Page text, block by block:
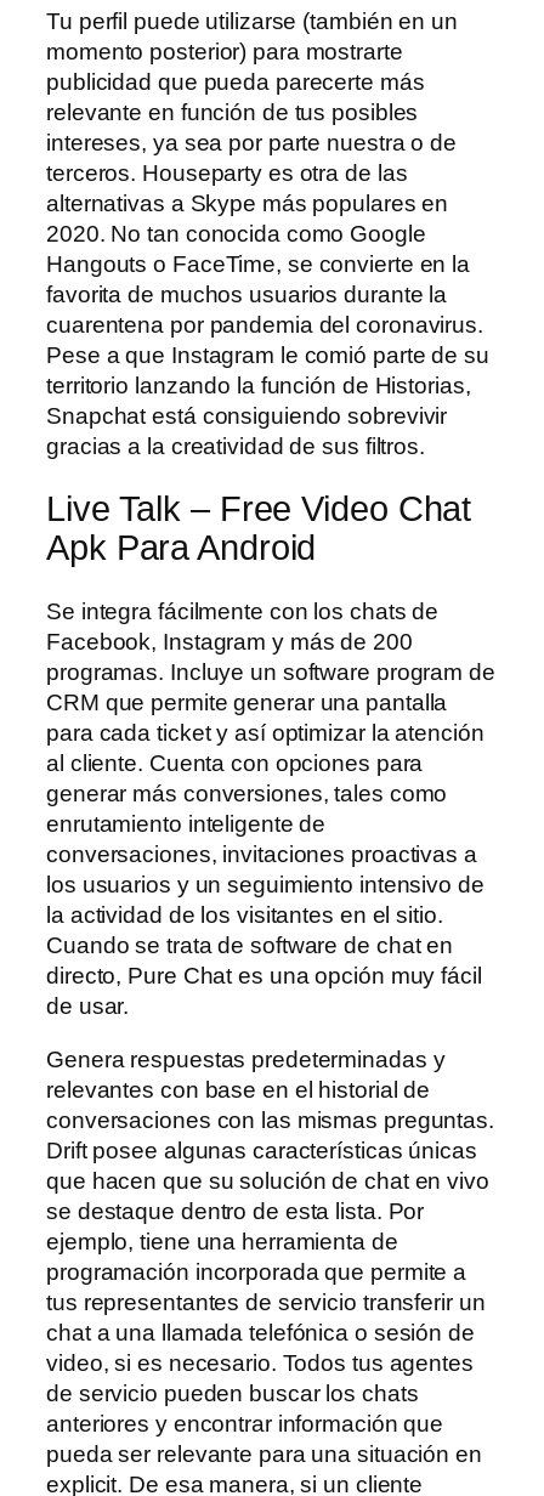
Tu perfil puede utilizarse (también en un
momento posterior) para mostrarte
publicidad que pueda parecerte más
relevante en función de tus posibles
intereses, ya sea por parte nuestra o de
terceros. Houseparty es otra de las
alternativas a Skype más populares en
2020. No tan conocida como Google
Hangouts o FaceTime, se convierte en la
favorita de muchos usuarios durante la
cuarentena por pandemia del coronavirus.
Pese a que Instagram le comió parte de su
territorio lanzando la función de Historias,
Snapchat está consiguiendo sobrevivir
gracias a la creatividad de sus filtros.
Live Talk – Free Video Chat
Apk Para Android
Se integra fácilmente con los chats de
Facebook, Instagram y más de 200
programas. Incluye un software program de
CRM que permite generar una pantalla
para cada ticket y así optimizar la atención
al cliente. Cuenta con opciones para
generar más conversiones, tales como
enrutamiento inteligente de
conversaciones, invitaciones proactivas a
los usuarios y un seguimiento intensivo de
la actividad de los visitantes en el sitio.
Cuando se trata de software de chat en
directo, Pure Chat es una opción muy fácil
de usar.
Genera respuestas predeterminadas y
relevantes con base en el historial de
conversaciones con las mismas preguntas.
Drift posee algunas características únicas
que hacen que su solución de chat en vivo
se destaque dentro de esta lista. Por
ejemplo, tiene una herramienta de
programación incorporada que permite a
tus representantes de servicio transferir un
chat a una llamada telefónica o sesión de
video, si es necesario. Todos tus agentes
de servicio pueden buscar los chats
anteriores y encontrar información que
pueda ser relevante para una situación en
explicit. De esa manera, si un cliente